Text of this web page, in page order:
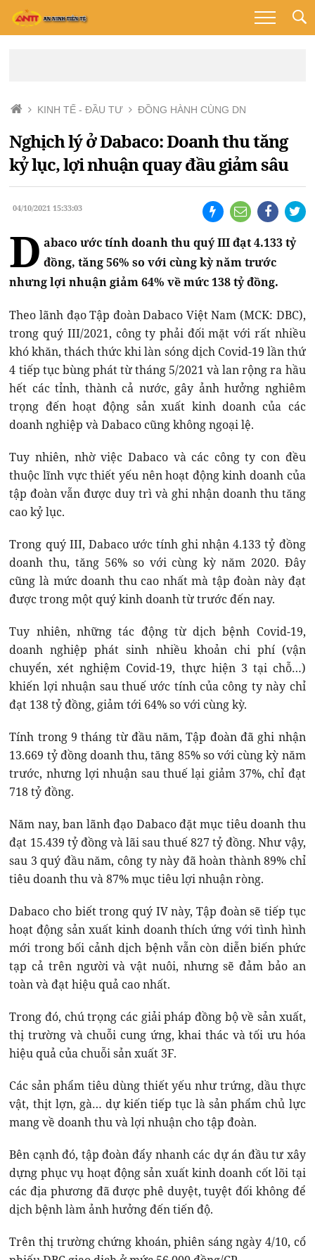
KINH TẾ - ĐẦU TƯ ĐỒNG HÀNH CÙNG DN
Nghịch lý ở Dabaco: Doanh thu tăng
kỷ lục, lợi nhuận quay đầu giảm sâu
04/10/2021 15:33:03
D abaco ước tính doanh thu quý III đạt 4.133 tỷ
đồng, tăng 56% so với cùng kỳ năm trước
nhưng lợi nhuận giảm 64% về mức 138 tỷ đồng.
Theo lãnh đạo Tập đoàn Dabaco Việt Nam (MCK: DBC),
trong quý III/2021, công ty phải đối mặt với rất nhiều
khó khăn, thách thức khi làn sóng dịch Covid-19 lần thứ
4 tiếp tục bùng phát từ tháng 5/2021 và lan rộng ra hầu
hết các tỉnh, thành cả nước, gây ảnh hưởng nghiêm
trọng đến hoạt động sản xuất kinh doanh của các
doanh nghiệp và Dabaco cũng không ngoại lệ.
Tuy nhiên, nhờ việc Dabaco và các công ty con đều
thuộc lĩnh vực thiết yếu nên hoạt động kinh doanh của
tập đoàn vẫn được duy trì và ghi nhận doanh thu tăng
cao kỷ lục.
Trong quý III, Dabaco ước tính ghi nhận 4.133 tỷ đồng
doanh thu, tăng 56% so với cùng kỳ năm 2020. Đây
cũng là mức doanh thu cao nhất mà tập đoàn này đạt
được trong một quý kinh doanh từ trước đến nay.
Tuy nhiên, những tác động từ dịch bệnh Covid-19,
doanh nghiệp phát sinh nhiều khoản chi phí (vận
chuyển, xét nghiệm Covid-19, thực hiện 3 tại chỗ…)
khiến lợi nhuận sau thuế ước tính của công ty này chỉ
đạt 138 tỷ đồng, giảm tới 64% so với cùng kỳ.
Tính trong 9 tháng từ đầu năm, Tập đoàn đã ghi nhận
13.669 tỷ đồng doanh thu, tăng 85% so với cùng kỳ năm
trước, nhưng lợi nhuận sau thuế lại giảm 37%, chỉ đạt
718 tỷ đồng.
Năm nay, ban lãnh đạo Dabaco đặt mục tiêu doanh thu
đạt 15.439 tỷ đồng và lãi sau thuế 827 tỷ đồng. Như vậy,
sau 3 quý đầu năm, công ty này đã hoàn thành 89% chỉ
tiêu doanh thu và 87% mục tiêu lợi nhuận ròng.
Dabaco cho biết trong quý IV này, Tập đoàn sẽ tiếp tục
hoạt động sản xuất kinh doanh thích ứng với tình hình
mới trong bối cảnh dịch bệnh vẫn còn diễn biến phức
tạp cả trên người và vật nuôi, nhưng sẽ đảm bảo an
toàn và đạt hiệu quả cao nhất.
Trong đó, chú trọng các giải pháp đồng bộ về sản xuất,
thị trường và chuỗi cung ứng, khai thác và tối ưu hóa
hiệu quả của chuỗi sản xuất 3F.
Các sản phẩm tiêu dùng thiết yếu như trứng, dầu thực
vật, thịt lợn, gà… dự kiến tiếp tục là sản phẩm chủ lực
mang về doanh thu và lợi nhuận cho tập đoàn.
Bên cạnh đó, tập đoàn đẩy nhanh các dự án đầu tư xây
dựng phục vụ hoạt động sản xuất kinh doanh cốt lõi tại
các địa phương đã được phê duyệt, tuyệt đối không để
dịch bệnh làm ảnh hưởng đến tiến độ.
Trên thị trường chứng khoán, phiên sáng ngày 4/10, cổ